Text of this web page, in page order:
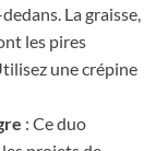
La graisse,
les pires
une crépine
: Ce duo